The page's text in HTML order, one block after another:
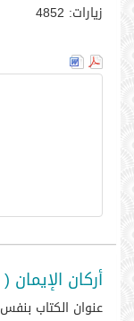
زيارات:
أركان الإيمان
عنوان الكتاب